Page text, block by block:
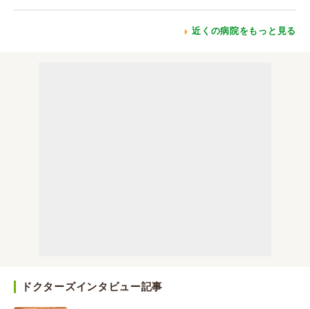
近くの病院をもっと見る
ドクターズインタビュー記事